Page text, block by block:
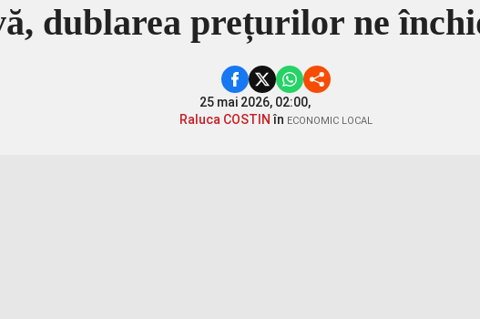
dublarea prețurilor ne
25 mai 2026, 02:00,
Raluca COSTIN în ECONOMIC LOCAL